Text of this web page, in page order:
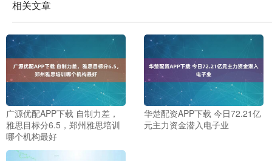
相关文章
广源优配APP下载 自制力差，
雅思目标分6.5，郑州雅思培训
哪个机构最好
华楚配资APP下载 今日72.21亿
元主力资金潜入电子业